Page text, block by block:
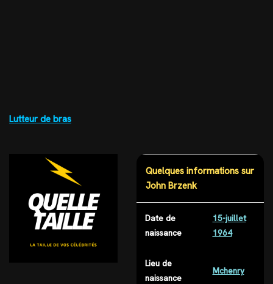
Lutteur de bras
Quelques informations sur
John Brzenk
Date de
naissance
15-juillet
1964
Lieu de
naissance
Mchenry